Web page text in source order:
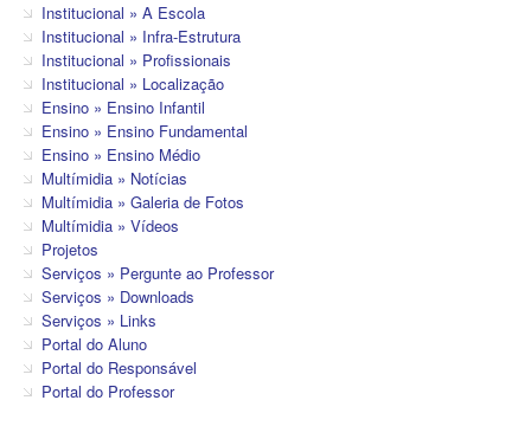
Institucional » A Escola
Institucional » Infra-Estrutura
Institucional » Profissionais
Institucional » Localização
Ensino » Ensino Infantil
Ensino » Ensino Fundamental
Ensino » Ensino Médio
Multímidia » Notícias
Multímidia » Galeria de Fotos
Multímidia » Vídeos
Projetos
Serviços » Pergunte ao Professor
Serviços » Downloads
Serviços » Links
Portal do Aluno
Portal do Responsável
Portal do Professor